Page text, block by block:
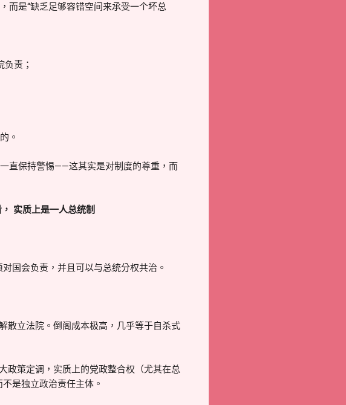
而是“缺乏足够容错空间来承受一个坏总
责；
。
直保持警惕——这其实是对制度的尊重，而
实质上是一人总统制
国会负责，并且可以与总统分权共治。
散立法院。倒阁成本极高，几乎等于自杀式
政策定调，实质上的党政整合权（尤其在总
是独立政治责任主体。